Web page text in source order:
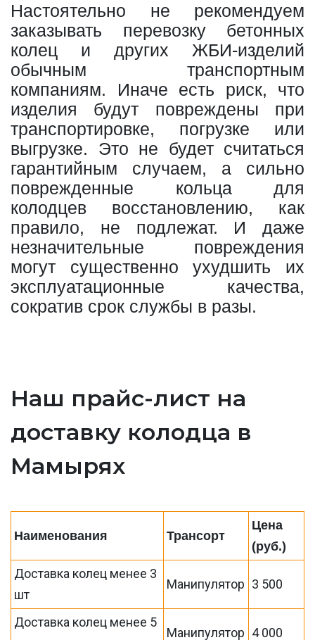
Настоятельно не рекомендуем
заказывать перевозку бетонных
колец и других ЖБИ-изделий
обычным транспортным
компаниям. Иначе есть риск, что
изделия будут повреждены при
транспортировке, погрузке или
выгрузке. Это не будет считаться
гарантийным случаем, а сильно
поврежденные кольца для
колодцев восстановлению, как
правило, не подлежат. И даже
незначительные повреждения
могут существенно ухудшить их
эксплуатационные качества,
сократив срок службы в разы.
Наш прайс-лист на
доставку колодца в
Мамырях
Наименования Трансорт
Цена
(руб.)
Доставка колец менее 3
шт
Манипулятор 3 500
Доставка колец менее 5
Манипулятор 4 000